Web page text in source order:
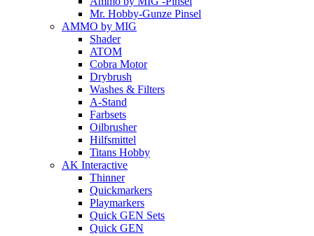
Mr. Hobby-Gunze Pinsel
AMMO by MIG
Shader
ATOM
Cobra Motor
Drybrush
Washes & Filters
A-Stand
Farbsets
Oilbrusher
Hilfsmittel
Titans Hobby
AK Interactive
Thinner
Quickmarkers
Playmarkers
Quick GEN Sets
Quick GEN